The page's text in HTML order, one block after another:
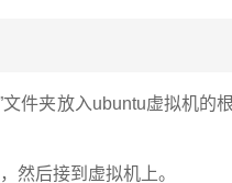
件夹放入ubuntu虚拟机
然后接到虚拟机上。